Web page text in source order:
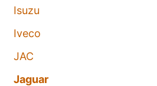
Isuzu
Iveco
JAC
Jaguar